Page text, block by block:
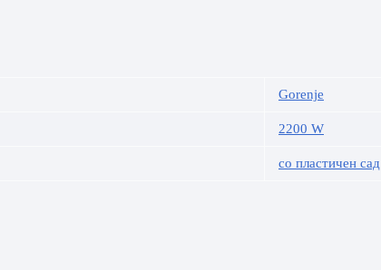
Gorenje
2200 W
со пластичен сад